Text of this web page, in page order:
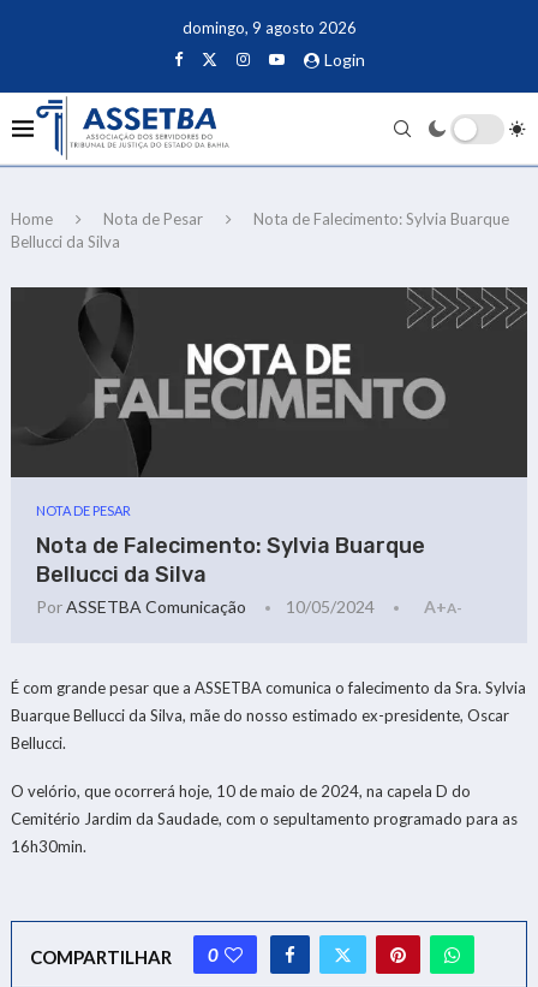
domingo, 9 agosto 2026
Login
Home Nota de Pesar
Nota de Falecimento: Sylvia Buarque
Bellucci da Silva
NOTA DE PESAR
Nota de Falecimento: Sylvia Buarque
Bellucci da Silva
PorASSETBA Comunicação 10/05/2024 A+A-
É com grande pesar que a ASSETBA comunica o falecimento da Sra. Sylvia
Buarque Bellucci da Silva, mãe do nosso estimado ex-presidente, Oscar
Bellucci.
O velório, que ocorrerá hoje, 10 de maio de 2024, na capela D do
Cemitério Jardim da Saudade, com o sepultamento programado para as
16h30min.
COMPARTILHAR 0